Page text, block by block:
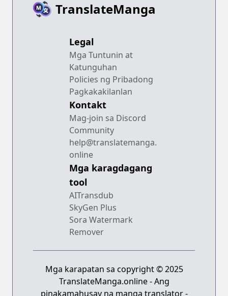
TranslateManga
Legal
Mga Tuntunin at
Katunguhan
Policies ng Pribadong
Pagkakakilanlan
Kontakt
Mag-join sa Discord
Community
help@translatemanga.
online
Mga karagdagang
tool
AITransdub
SkyGen Plus
Sora Watermark
Remover
Mga karapatan sa copyright © 2025
TranslateManga.online - Ang
pinakamahusay na manga translator -